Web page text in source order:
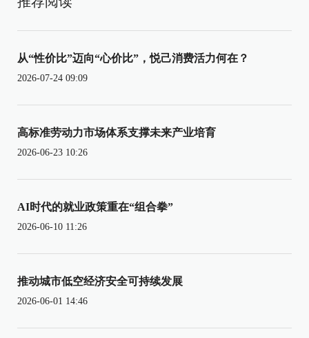
从“性价比”迈向“心价比”，悦己消费活力何在？
2026-07-24 09:09
高标准劳动力市场体系支撑未来产业培育
2026-06-23 10:26
AI时代的就业政策重在“组合拳”
2026-06-10 11:26
推动城市低空经济安全可持续发展
2026-06-01 14:46